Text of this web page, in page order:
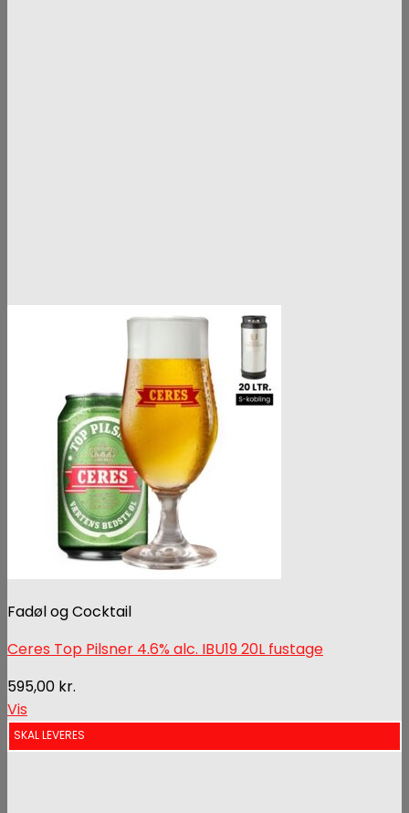
Fadøl og Cocktail
Ceres Top Pilsner 4.6% alc. IBU19 20L fustage
595,00 kr.
Vis
SKAL LEVERES